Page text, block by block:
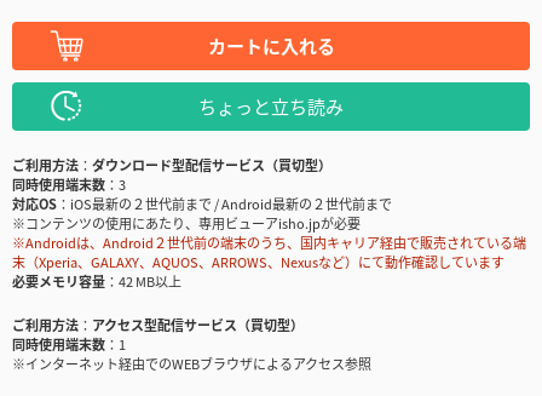
カートに入れる
ちょっと立ち読み
ご利用方法
ダウンロード型配信サービス（買切型）
同時使用端末数
3
対応OS
iOS最新の２世代前まで / Android最新の２世代前まで
※コンテンツの使用にあたり、専用ビューアisho.jpが必要
※Androidは、Android２世代前の端末のうち、国内キャリア経由で販売されている端
末（Xperia、GALAXY、AQUOS、ARROWS、Nexusなど）にて動作確認しています
必要メモリ容量
42 MB以上
ご利用方法
アクセス型配信サービス（買切型）
同時使用端末数
1
※インターネット経由でのWEBブラウザによるアクセス参照